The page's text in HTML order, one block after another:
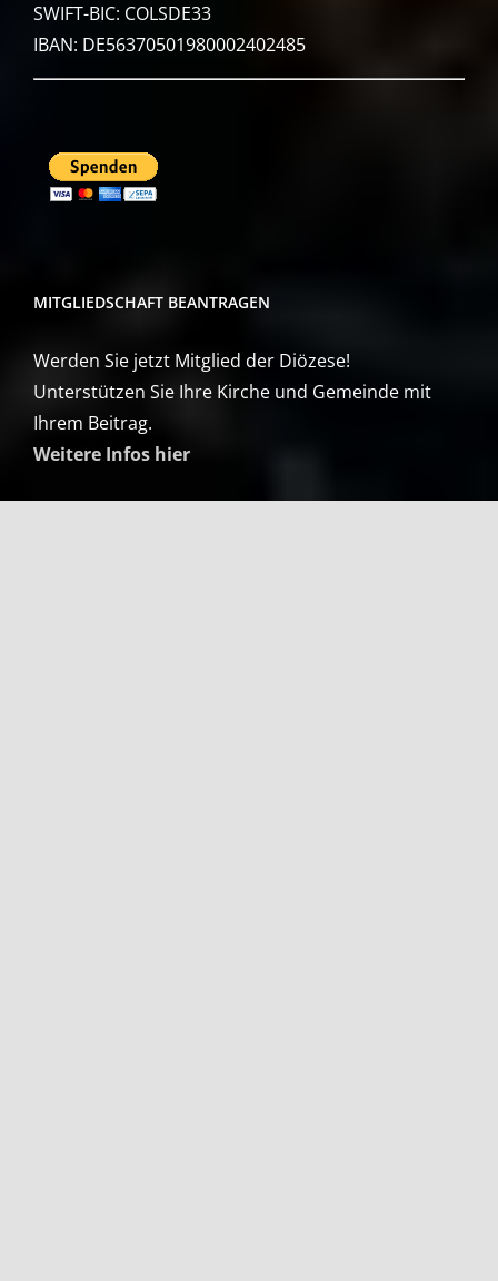
SWIFT-BIC: COLSDE33
IBAN: DE56370501980002402485
MITGLIEDSCHAFT BEANTRAGEN
Werden Sie jetzt Mitglied der Diözese!
Unterstützen Sie Ihre Kirche und Gemeinde mit
Ihrem Beitrag.
Weitere Infos hier